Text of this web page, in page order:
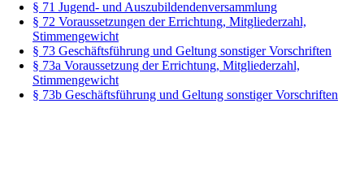
§ 71 Jugend- und Auszubildendenversammlung
§ 72 Voraussetzungen der Errichtung, Mitgliederzahl,
Stimmengewicht
§ 73 Geschäftsführung und Geltung sonstiger Vorschriften
§ 73a Voraussetzung der Errichtung, Mitgliederzahl,
Stimmengewicht
§ 73b Geschäftsführung und Geltung sonstiger Vorschriften